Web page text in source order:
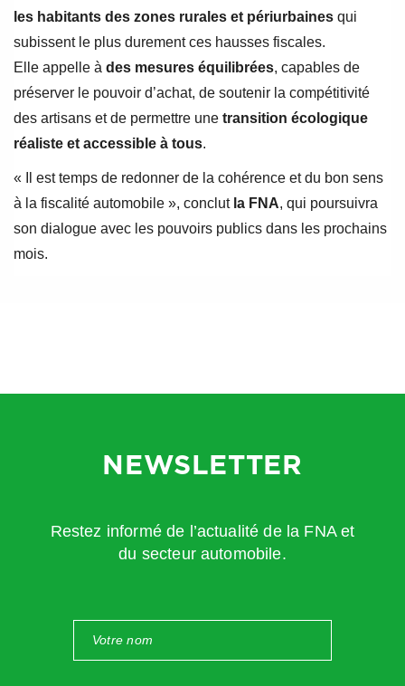
les habitants des zones rurales et périurbaines qui
subissent le plus durement ces hausses fiscales.
Elle appelle à des mesures équilibrées, capables de
préserver le pouvoir d’achat, de soutenir la compétitivité
des artisans et de permettre une transition écologique
réaliste et accessible à tous.
« Il est temps de redonner de la cohérence et du bon sens
à la fiscalité automobile », conclut la FNA, qui poursuivra
son dialogue avec les pouvoirs publics dans les prochains
mois.
NEWSLETTER
Restez informé de l’actualité de la FNA et
du secteur automobile.